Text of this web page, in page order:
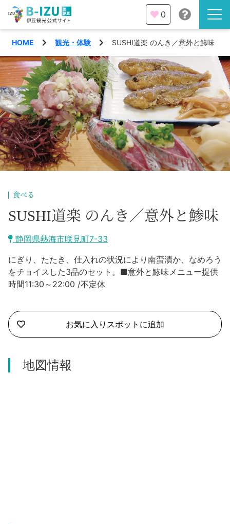
伊豆半島を知る
伊豆のみどころ
みる
あそぶ
あじわう
観光・体験
イベント
エリア
熱海市
沼津市
三島市
南伊豆町
函南町
西伊豆町
伊東市
特集
旅の計画
モデルコース
宿泊・予約
AIルートプランナー
合同会社説明会
伊豆ワーケーション
0
HOME 観光・体験 SUSHI道楽 のんき／意外と鯵味
食べる
SUSHI道楽 のんき／意外と鯵味
静岡県熱海市咲見町7-33
にぎり、たたき、仕入れの状況により南蛮漬か、なめろう
をチョイスした3品のセット。■意外と鯵味メニュー提供
時間11:30～22:00 /不定休
お気に入りスポットに追加
地図情報